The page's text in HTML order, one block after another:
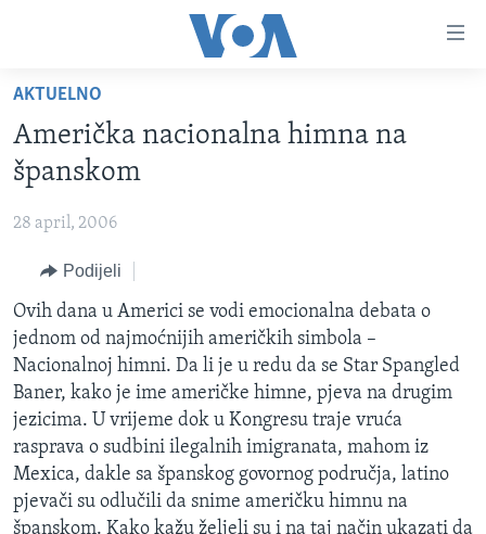
glavni
sadržaj
Pređi
na
glavnu
navigaciju
pretragu
TV PROGRAM
VIDEO
FOTOGRAFIJE DANA
VIJESTI
SJEDINJENE AMERIČKE DRŽAVE
BOSNA I HERCEGOVINA
NAUKA I TEHNOLOGIJA
SPECIJALNI PROJEKTI
KORUPCIJA
SLOBODA MEDIJA
ŽENSKA STRANA
IZBJEGLIČKA STRANA
MAGAZIN
AKTUELNO
Američka nacionalna himna na
španskom
28 april, 2006
Podijeli
Ovih dana u Americi se vodi emocionalna debata o
jednom od najmoćnijih američkih simbola –
Nacionalnoj himni. Da li je u redu da se Star Spangled
Baner, kako je ime američke himne, pjeva na drugim
jezicima. U vrijeme dok u Kongresu traje vruća
rasprava o sudbini ilegalnih imigranata, mahom iz
Mexica, dakle sa španskog govornog područja, latino
pjevači su odlučili da snime američku himnu na
španskom. Kako kažu željeli su i na taj način ukazati da